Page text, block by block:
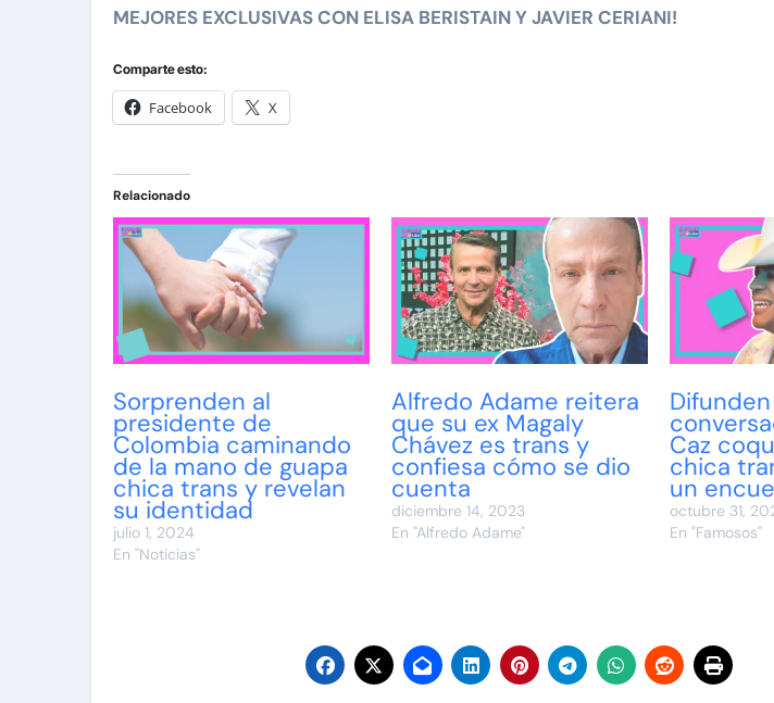
MEJORES EXCLUSIVAS CON ELISA BERISTAIN Y JAVIER CERIANI!
Comparte esto:
Facebook X
Relacionado
Sorprenden al
presidente de
Colombia caminando
de la mano de guapa
chica trans y revelan
su identidad
julio 1, 2024
En "Noticias"
Alfredo Adame reitera
que su ex Magaly
Chávez es trans y
confiesa cómo se dio
cuenta
diciembre 14, 2023
En "Alfredo Adame"
Caz
chica
un
octubre 31,
En "Famosos"